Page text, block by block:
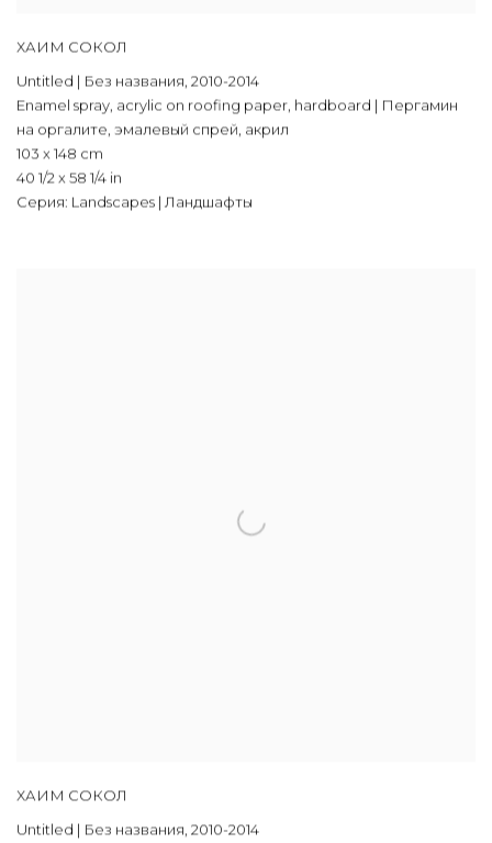
ХАИМ СОКОЛ
Untitled | Без названия, 2010-2014
Enamel spray, acrylic on roofing paper, hardboard | Пергамин
на оргалите, эмалевый спрей, акрил
103 x 148 cm
40 1/2 x 58 1/4 in
Серия: Landscapes | Ландшафты
ХАИМ СОКОЛ
Untitled | Без названия, 2010-2014